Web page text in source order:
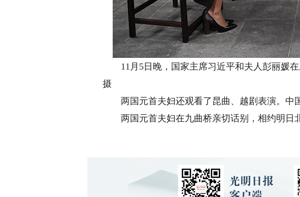
11月5日晚，国家主席习近平和夫人彭丽媛在
摄
两国元首夫妇还观看了昆曲、越剧表演。中
两国元首夫妇在九曲桥亲切话别，相约明日北